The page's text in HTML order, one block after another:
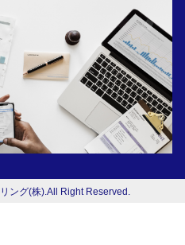
ング(株).All Right Reserved.